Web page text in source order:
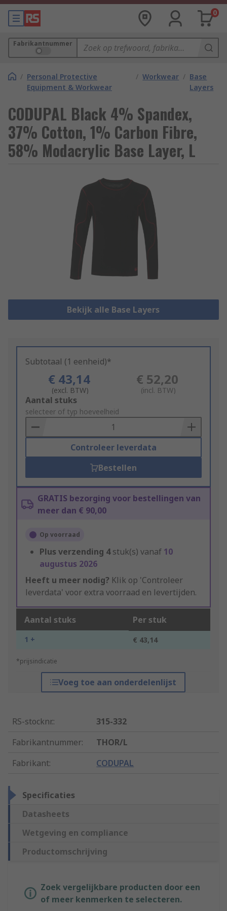
0
Fabrikantnummer
/ Personal Protective
Equipment & Workwear
/ Workwear / Base
Layers
CODUPAL Black 4% Spandex,
37% Cotton, 1% Carbon Fibre,
58% Modacrylic Base Layer, L
Bekijk alle Base Layers
Subtotaal (1 eenheid)*
€ 43,14
(excl. BTW)
€ 52,20
(incl. BTW)
Add
to
Basket
Aantal stuks
selecteer of typ hoeveelheid
Controleer leverdata
Bestellen
GRATIS bezorging voor bestellingen van
meer dan € 90,00
Op voorraad
Plus verzending 4stuk(s) vanaf 10
augustus 2026
Heeft u meer nodig? Klik op 'Controleer
leverdata' voor extra voorraad en levertijden.
Aantal stuks Per stuk
1 + € 43,14
*prijsindicatie
Voeg toe aan onderdelenlijst
RS-stocknr.:
315-332
Fabrikantnummer:
THOR/L
Fabrikant: CODUPAL
Specificaties
Datasheets
Wetgeving en compliance
Productomschrijving
Zoek vergelijkbare producten door een
of meer kenmerken te selecteren.